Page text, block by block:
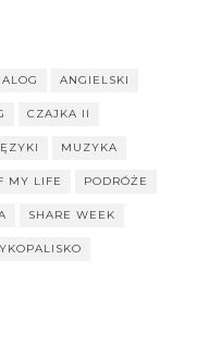
ANGIELSKI
CZAJKA II
MUZYKA
MY LIFE PODRÓŻE
SHARE WEEK